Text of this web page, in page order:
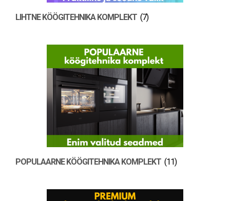
LIHTNE KÖÖGITEHNIKA KOMPLEKT (7)
POPULAARNE KÖÖGITEHNIKA KOMPLEKT (11)